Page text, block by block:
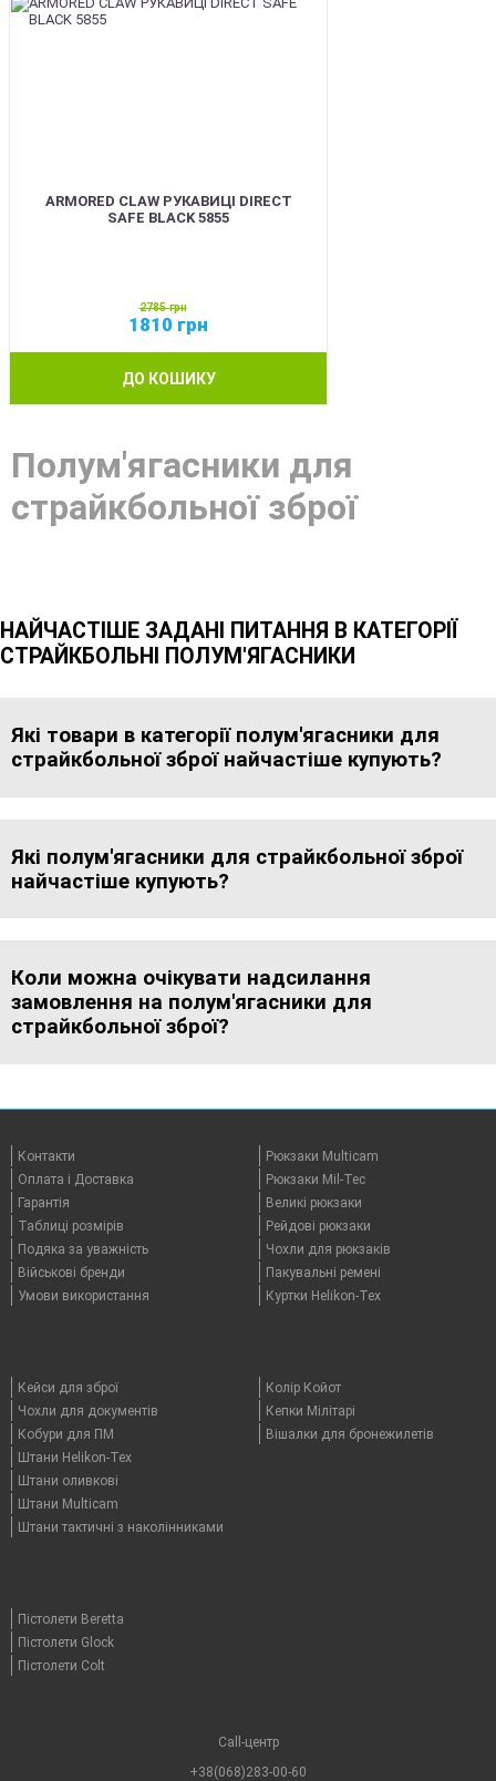
ARMORED CLAW РУКАВИЦІ DIRECT
SAFE BLACK 5855
2785грн
1810 грн
ДО КОШИКУ
Полум'ягасники для
страйкбольної зброї
НАЙЧАСТІШЕ ЗАДАНІ ПИТАННЯ В КАТЕГОРІЇ
СТРАЙКБОЛЬНІ ПОЛУМ'ЯГАСНИКИ
Які товари в категорії полум'ягасники для
страйкбольної зброї найчастіше купують?
Які полум'ягасники для страйкбольної зброї
найчастіше купують?
Коли можна очікувати надсилання
замовлення на полум'ягасники для
страйкбольної зброї?
Контакти
Оплата i Доставка
Гарантія
Таблицi розмірів
Подяка за уважність
Військові бренди
Умови використання
Рюкзаки Multicam
Рюкзаки Mil-Tec
Великі рюкзаки
Рейдові рюкзаки
Чохли для рюкзаків
Пакувальні ремені
Куртки Helikon-Tex
Кейси для зброї
Чохли для документів
Кобури для ПМ
Штани Helikon-Tex
Штани оливкові
Штани Multicam
Штани тактичні з наколінниками
Колір Койот
Кепки Мілітарі
Вішалки для бронежилетів
Пістолети Beretta
Пістолети Glock
Пістолети Colt
Call-центр
+38(068)283-00-60